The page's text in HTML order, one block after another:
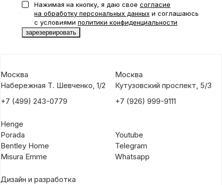
Нажимая на кнопку, я даю свое согласие
на обработку персональных данных и соглашаюсь
с условиями политики конфиденциальности
Москва
Набережная Т. Шевченко, 1/2
+7 (499) 243-0779
Москва
Кутузовский проспект, 5/3
+7 (926) 999-9111
Henge
Porada
Bentley Home
Misura Emme
Youtube
Telegram
Whatsapp
Дизайн и разработка